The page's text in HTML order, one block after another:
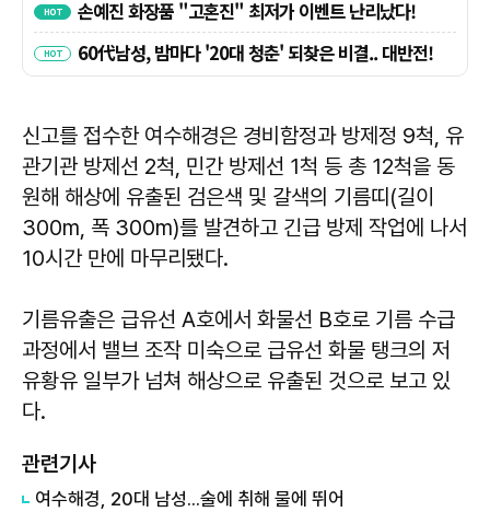
신고를 접수한 여수해경은 경비함정과 방제정 9척, 유
관기관 방제선 2척, 민간 방제선 1척 등 총 12척을 동
원해 해상에 유출된 검은색 및 갈색의 기름띠(길이
300m, 폭 300m)를 발견하고 긴급 방제 작업에 나서
10시간 만에 마무리됐다.
기름유출은 급유선 A호에서 화물선 B호로 기름 수급
과정에서 밸브 조작 미숙으로 급유선 화물 탱크의 저
유황유 일부가 넘쳐 해상으로 유출된 것으로 보고 있
다.
관련기사
여수해경, 20대 남성...술에 취해 물에 뛰어